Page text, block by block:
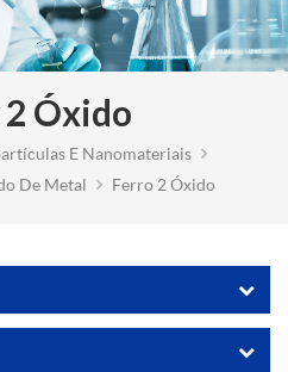
Óxido
E Nanomateriais
De Metal
Ferro 2 Óxido